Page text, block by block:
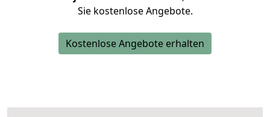
Sie kostenlose Angebote.
Kostenlose Angebote erhalten